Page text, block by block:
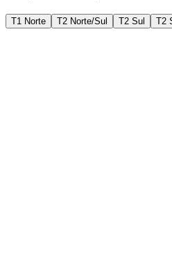
T1 Norte T2 Norte/Sul T2 Sul T2